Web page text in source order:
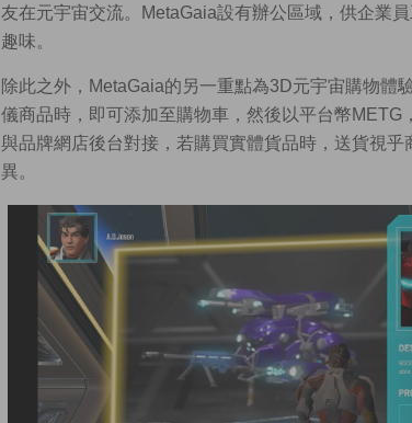
友在元宇宙交流。MetaGaia設有辦公區域，供企業
趣味。
除此之外，MetaGaia的另一重點為3D元宇宙購物體
儀商品時，即可添加至購物車，然後以平台幣METG
與品牌網店後台對接，若購買實體貨品時，送貨視
異。